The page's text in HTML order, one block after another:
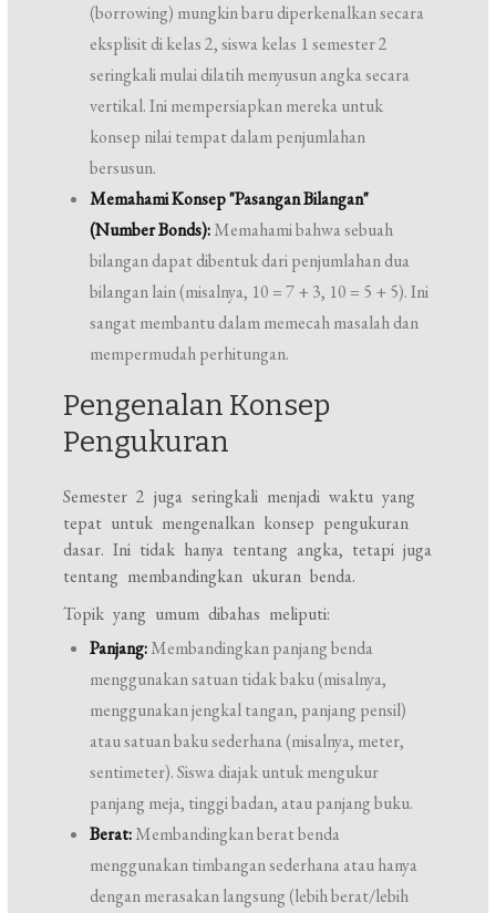
(borrowing) mungkin baru diperkenalkan secara
eksplisit di kelas 2, siswa kelas 1 semester 2
seringkali mulai dilatih menyusun angka secara
vertikal. Ini mempersiapkan mereka untuk
konsep nilai tempat dalam penjumlahan
bersusun.
Memahami Konsep "Pasangan Bilangan"
(Number Bonds):Memahami bahwa sebuah
bilangan dapat dibentuk dari penjumlahan dua
bilangan lain (misalnya, 10 = 7 + 3, 10 = 5 + 5). Ini
sangat membantu dalam memecah masalah dan
mempermudah perhitungan.
Pengenalan Konsep
Pengukuran
Semester 2 juga seringkali menjadi waktu yang
tepat untuk mengenalkan konsep pengukuran
dasar. Ini tidak hanya tentang angka, tetapi juga
tentang membandingkan ukuran benda.
Topik yang umum dibahas meliputi:
Panjang:Membandingkan panjang benda
menggunakan satuan tidak baku (misalnya,
menggunakan jengkal tangan, panjang pensil)
atau satuan baku sederhana (misalnya, meter,
sentimeter). Siswa diajak untuk mengukur
panjang meja, tinggi badan, atau panjang buku.
Berat:Membandingkan berat benda
menggunakan timbangan sederhana atau hanya
dengan merasakan langsung (lebih berat/lebih